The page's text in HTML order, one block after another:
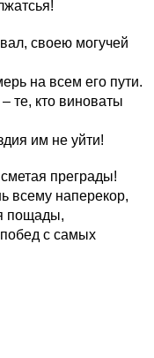
своею могучей
на всем его пути.
те, кто виноваты
им не уйти!
преграды!
всему наперекор,
пощады,
с самых